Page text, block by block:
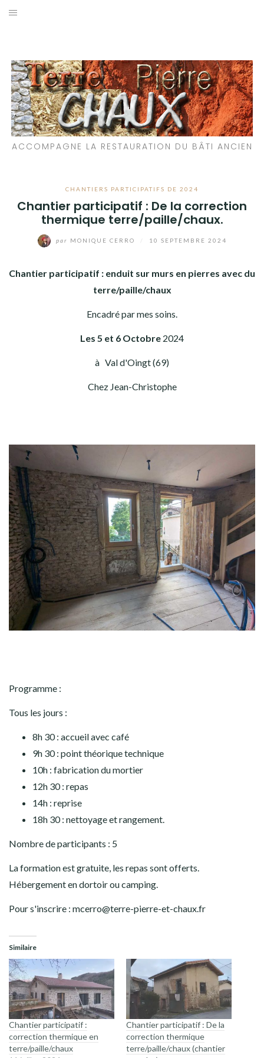
Aller
ACCOMPAGNE LA RESTAURATION DU BÂTI ANCIEN
CHANTIERS PARTICIPATIFS DE 2024
Chantier participatif : De la correction
thermique terre/paille/chaux.
par MONIQUE CERRO 10 SEPTEMBRE 2024
Chantier participatif : enduit sur murs en pierres avec du
terre/paille/chaux
Encadré par mes soins.
Les 5 et 6 Octobre 2024
à Val d'Oingt (69)
Chez Jean-Christophe
Programme :
Tous les jours :
8h 30 : accueil avec café
9h 30 : point théorique technique
10h : fabrication du mortier
12h 30 : repas
14h : reprise
18h 30 : nettoyage et rangement.
Nombre de participants : 5
La formation est gratuite, les repas sont offerts.
Hébergement en dortoir ou camping.
Pour s'inscrire : mcerro@terre-pierre-et-chaux.fr
Similaire
Chantier participatif :
correction thermique en
terre/paille/chaux
Chantier participatif : De la
correction thermique
terre/paille/chaux (chantier
PARTICIPATIFS
CHANTIERS RÉALISÉS
QUE PROPOSONS-NOUS ?